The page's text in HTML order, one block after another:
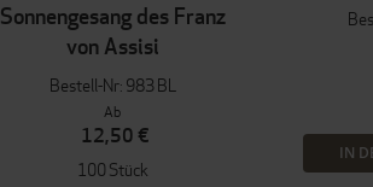
Sonnengesang des Franz
von Assisi
Bestell-Nr: 983 BL
Ab
12,50 €
100 Stück
IN